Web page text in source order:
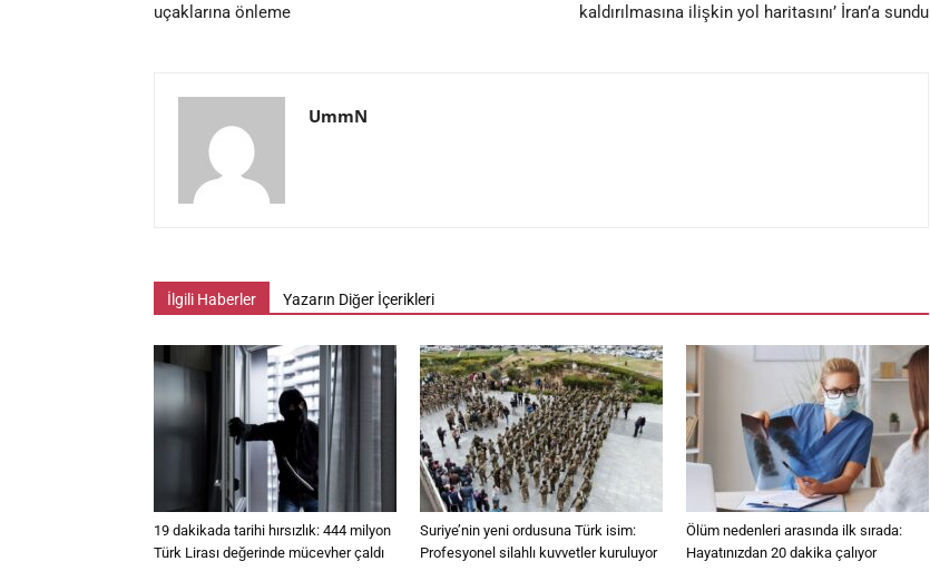
uçaklarına önleme
kaldırılmasına ilişkin yol haritasını’ İran’a sundu
UmmN
İlgili Haberler Yazarın Diğer İçerikleri
19 dakikada tarihi hırsızlık: 444 milyon
Türk Lirası değerinde mücevher çaldı
Suriye’nin yeni ordusuna Türk isim:
Profesyonel silahlı kuvvetler kuruluyor
Ölüm nedenleri arasında ilk sırada:
Hayatınızdan 20 dakika çalıyor